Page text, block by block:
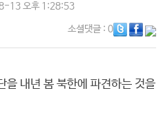
13 오후 1:28:53
소셜댓글: 0
을 내년 봄 북한에 파견하는 것을